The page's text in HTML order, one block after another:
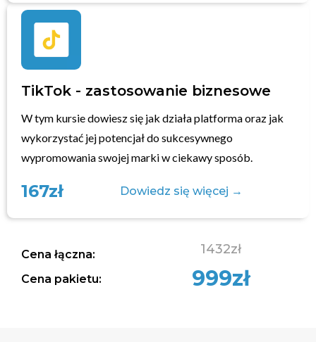
TikTok - zastosowanie biznesowe
W tym kursie dowiesz się jak działa platforma oraz jak
wykorzystać jej potencjał do sukcesywnego
wypromowania swojej marki w ciekawy sposób.
167zł Dowiedz się więcej →
Cena łączna: 1432zł
Cena pakietu: 999zł